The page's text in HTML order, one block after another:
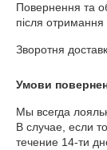
Повернення та
після отримання
Зворотня
Умови
Мы всегда
В случае, если
течение 14-ти